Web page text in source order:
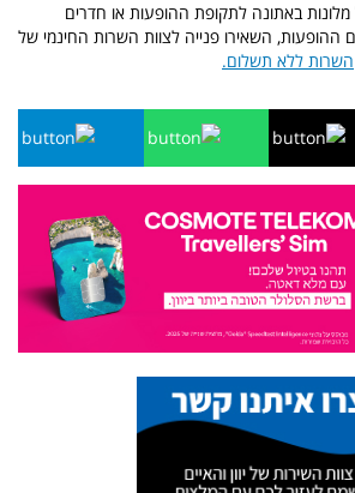
באתונה לתקופת ההופעות או חדרים
ההופעות, השאירו פנייה לצוות השרות החינמי של
השרות ללא תשלום.